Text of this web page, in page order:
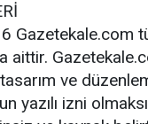
Gazetekale.com
aittir.
ve
yazılı izni